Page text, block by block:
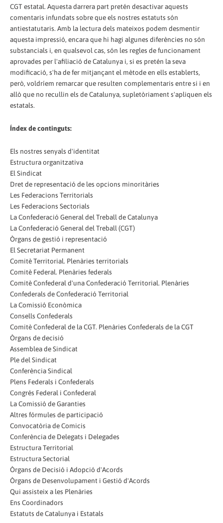
CGT estatal. Aquesta darrera part pretén desactivar aquests
comentaris infundats sobre que els nostres estatuts són
antiestatutaris. Amb la lectura dels mateixos podem desmentir
aquesta impressió, encara que hi hagi algunes diferències no són
substancials i, en qualsevol cas, són les regles de funcionament
aprovades per l'afiliació de Catalunya i, si es pretén la seva
modificació, s'ha de fer mitjançant el mètode en ells establerts,
però, voldríem remarcar que resulten complementaris entre si i en
allò que no recullin els de Catalunya, supletòriament s'apliquen els
estatals.
Índex de continguts:
Els nostres senyals d'identitat
Estructura organitzativa
El Sindicat
Dret de representació de les opcions minoritàries
Les Federacions Territorials
Les Federacions Sectorials
La Confederació General del Treball de Catalunya
La Confederació General del Treball (CGT)
Òrgans de gestió i representació
El Secretariat Permanent
Comitè Territorial. Plenàries territorials
Comitè Federal. Plenàries federals
Comitè Confederal d'una Confederació Territorial. Plenàries
Confederals de Confederació Territorial
La Comissió Econòmica
Consells Confederals
Comitè Confederal de la CGT. Plenàries Confederals de la CGT
Òrgans de decisió
Assemblea de Sindicat
Ple del Sindicat
Conferència Sindical
Plens Federals i Confederals
Congrés Federal i Confederal
La Comissió de Garanties
Altres fórmules de participació
Convocatòria de Comicis
Conferència de Delegats i Delegades
Estructura Territorial
Estructura Sectorial
Òrgans de Decisió i Adopció d'Acords
Òrgans de Desenvolupament i Gestió d'Acords
Qui assisteix a les Plenàries
Ens Coordinadors
Estatuts de Catalunya i Estatals